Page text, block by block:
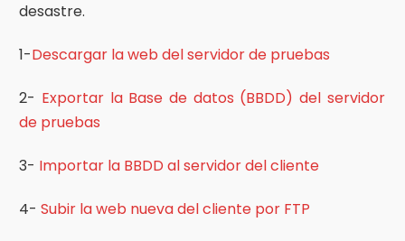
desastre.
1-Descargar la web del servidor de pruebas
2- Exportar la Base de datos (BBDD) del servidor
de pruebas
3- Importar la BBDD al servidor del cliente
4-Subir la web nueva del cliente por FTP